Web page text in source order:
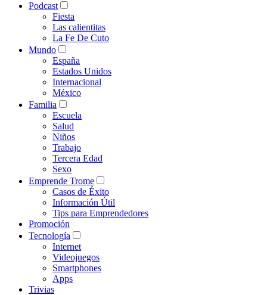
Podcast
Fiesta
Las calientitas
La Fe De Cuto
Mundo
España
Estados Unidos
Internacional
México
Familia
Escuela
Salud
Niños
Trabajo
Tercera Edad
Sexo
Emprende Trome
Casos de Éxito
Información Útil
Tips para Emprendedores
Promoción
Tecnología
Internet
Videojuegos
Smartphones
Apps
Trivias